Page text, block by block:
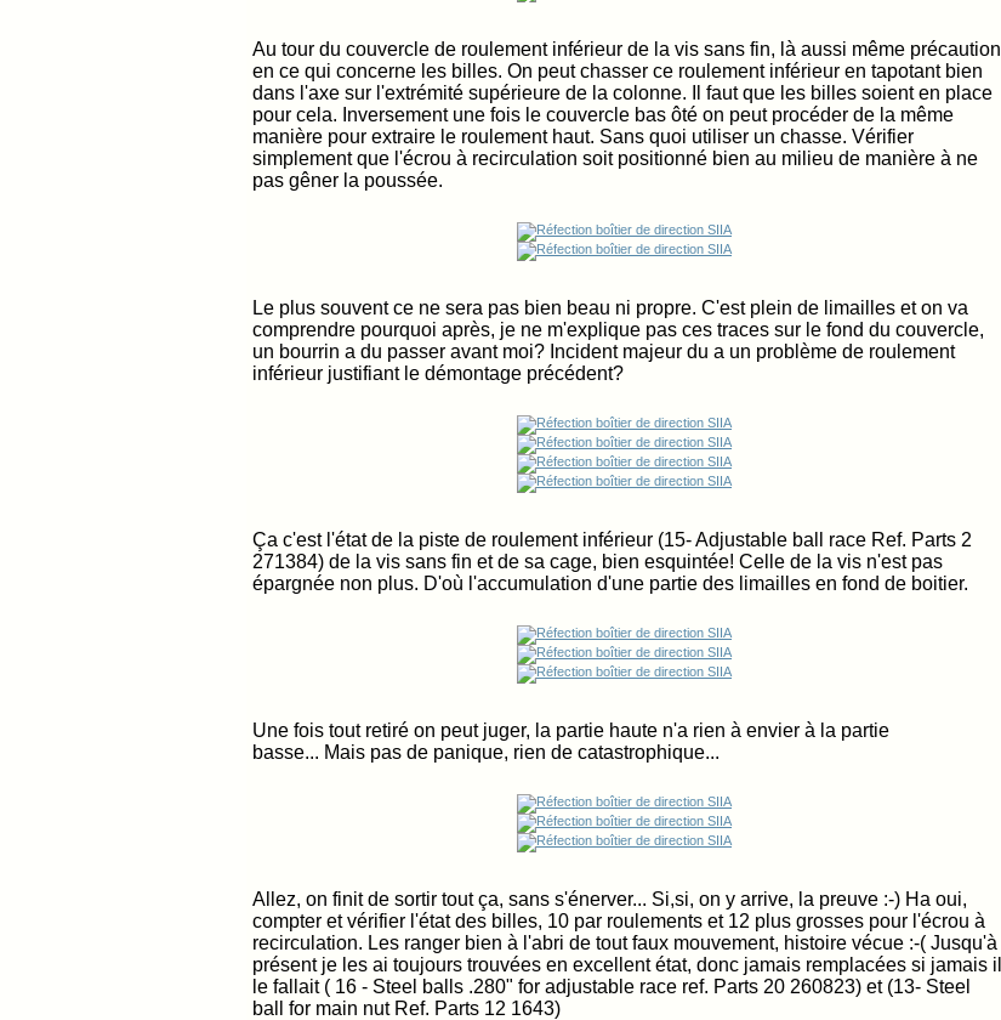
Au tour du couvercle de roulement inférieur de la vis sans fin, là aussi même précaution
en ce qui concerne les billes. On peut chasser ce roulement inférieur en tapotant bien
dans l'axe sur l'extrémité supérieure de la colonne. Il faut que les billes soient en place
pour cela. Inversement une fois le couvercle bas ôté on peut procéder de la même
manière pour extraire le roulement haut. Sans quoi utiliser un chasse. Vérifier
simplement que l'écrou à recirculation soit positionné bien au milieu de manière à ne
pas gêner la poussée.
Le plus souvent ce ne sera pas bien beau ni propre. C'est plein de limailles et on va
comprendre pourquoi après, je ne m'explique pas ces traces sur le fond du couvercle,
un bourrin a du passer avant moi? Incident majeur du a un problème de roulement
inférieur justifiant le démontage précédent?
Ça c'est l'état de la piste de roulement inférieur (15- Adjustable ball race Ref. Parts 2
271384) de la vis sans fin et de sa cage, bien esquintée! Celle de la vis n'est pas
épargnée non plus. D'où l'accumulation d'une partie des limailles en fond de boitier.
Une fois tout retiré on peut juger, la partie haute n'a rien à envier à la partie
basse... Mais pas de panique, rien de catastrophique...
Allez, on finit de sortir tout ça, sans s'énerver... Si,si, on y arrive, la preuve :-) Ha oui,
compter et vérifier l'état des billes, 10 par roulements et 12 plus grosses pour l'écrou à
recirculation. Les ranger bien à l'abri de tout faux mouvement, histoire vécue :-( Jusqu'à
présent je les ai toujours trouvées en excellent état, donc jamais remplacées si jamais il
le fallait ( 16 - Steel balls .280" for adjustable race ref. Parts 20 260823) et (13- Steel
ball for main nut Ref. Parts 12 1643)